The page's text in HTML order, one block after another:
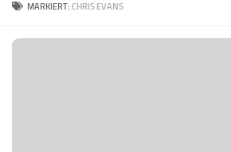
MARKIERT:CHRIS EVANS